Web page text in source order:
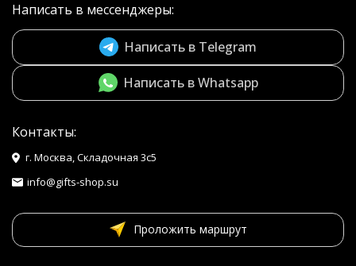
Написать в мессенджеры:
Написать в Telegram
Написать в Whatsapp
Контакты:
г. Москва, Складочная 3с5
info@gifts-shop.su
Проложить маршрут